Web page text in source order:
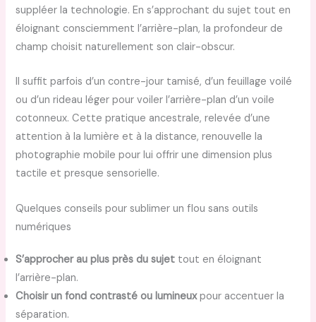
suppléer la technologie. En s’approchant du sujet tout en
éloignant consciemment l’arrière-plan, la profondeur de
champ choisit naturellement son clair-obscur.
Il suffit parfois d’un contre-jour tamisé, d’un feuillage voilé
ou d’un rideau léger pour voiler l’arrière-plan d’un voile
cotonneux. Cette pratique ancestrale, relevée d’une
attention à la lumière et à la distance, renouvelle la
photographie mobile pour lui offrir une dimension plus
tactile et presque sensorielle.
Quelques conseils pour sublimer un flou sans outils
numériques
S’approcher au plus près du sujet tout en éloignant
l’arrière-plan.
Choisir un fond contrasté ou lumineuxpour accentuer la
séparation.